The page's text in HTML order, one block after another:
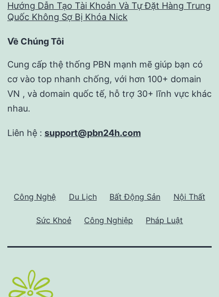
Hướng Dẫn Tạo Tài Khoản Và Tự Đặt Hàng Trung
Quốc Không Sợ Bị Khóa Nick
Về Chúng Tôi
Cung cấp thệ thống PBN mạnh mẽ giúp bạn có
cơ vào top nhanh chống, với hơn 100+ domain
VN , và domain quốc tế, hỗ trợ 30+ lĩnh vực khác
nhau.
Liên hệ : support@pbn24h.com
Công Nghệ Du Lịch Bất Động Sản Nội Thất
Sức Khoẻ Công Nghiệp Pháp Luật